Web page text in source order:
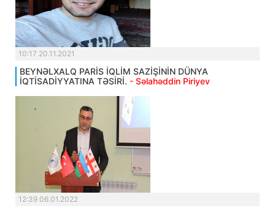
10:17 20.11.2021
BEYNƏLXALQ PARİS İQLİM SAZİŞİNİN DÜNYA
İQTİSADİYYATINA TƏSİRİ. - Səlahəddin Piriyev
12:39 06.01.2022